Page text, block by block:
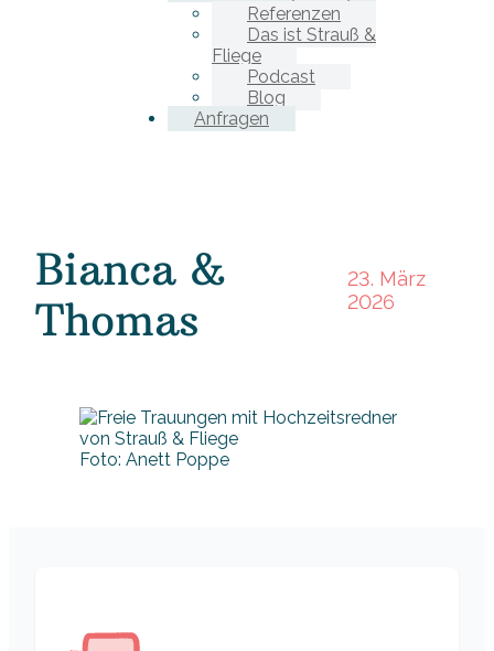
Referenzen
Das ist Strauß &
Fliege
Podcast
Blog
Anfragen
Bianca &
Thomas
23. März
2026
Foto: Anett Poppe